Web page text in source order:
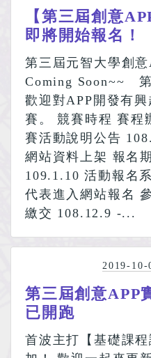
【第三屆創意
即將開始報名！
第三屆元智大學創
Coming Soon~~ 第
歡迎對APP開發有
賽。 競賽時程 賽程辦理時間內容說明 競
賽活動說明公告
網站資料上架 報名期間 108.12.9 -
109.1.10 活動報名
代表進入網站報名 參賽隊伍企畫書等資料
繳交 108.12.9 -...
2019-10-
第三屆創意APP
已開跑
首波主打【基礎課